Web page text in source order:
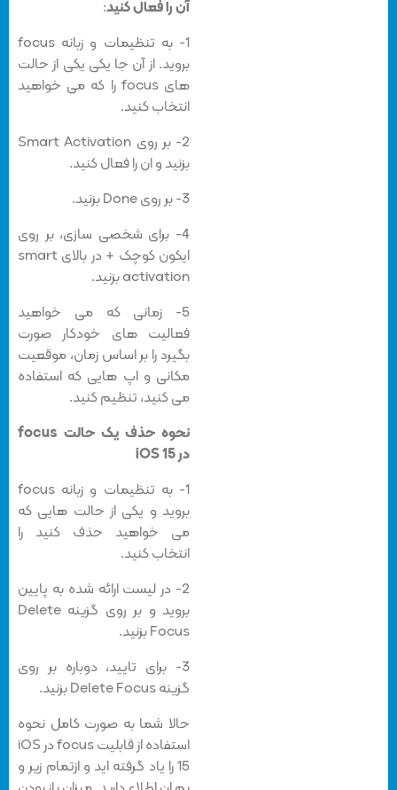
آن را فعال کنید:
1- به تنظیمات و زبانه focus
بروید. از آن جا یکی یکی از حالت
های focus را که می خواهید
انتخاب کنید.
2- بر روی Smart Activation
بزنید و ان را فعال کنید.
4- برای شخصی سازی، بر روی
ایکون کوچک + در بالای smart
activation بزنید.
5- زمانی که می خواهید
فعالیت های خودکار صورت
بگیرد را بر اساس زمان، موقعیت
مکانی و اپ هایی که استفاده
می کنید، تنظیم کنید.
نحوه حذف یک حالت focus
1- به تنظیمات و زبانه focus
بروید و یکی از حالت هایی که
می خواهید حذف کنید را
انتخاب کنید.
2- در لیست ارائه شده به پایین
بروید و بر روی گزینه Delete
Focus بزنید.
3- برای تایید، دوباره بر روی
گزینه Delete Focus بزنید.
حالا شما به صورت کامل نحوه
استفاده از قابلیت focus در iOS
15 را یاد گرفته اید و ازتمام زیر و